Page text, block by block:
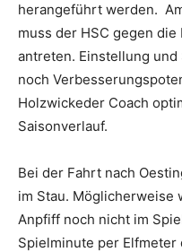
herangeführt werden.
muss der HSC gegen
antreten. Einstellung
noch
Holzwickeder Coach
Saisonverlauf.
Bei der Fahrt nach
im Stau. Möglicherweise
Anpfiff noch nicht im
Spielminute per Elfmeter